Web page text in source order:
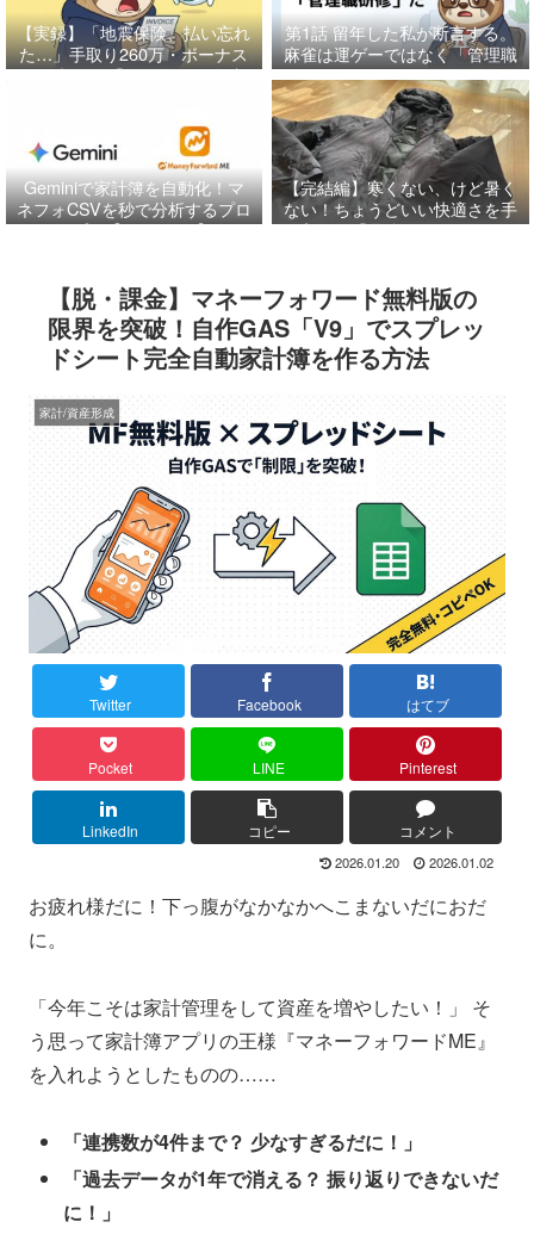
【実録】「地震保険、払い忘れ
た…」手取り260万・ボーナス
月に起きた「85万円」の奇跡
第1話留年した私が断言する。
麻雀は運ゲーではなく「管理職
研修」だ
Geminiで家計簿を自動化！マ
ネフォCSVを秒で分析するプロ
ンプト【コピペOK】
【完結編】寒くない、けど暑く
ない！ちょうどいい快適さを手
に入れる「最強レイヤリング」
【脱・課金】マネーフォワード無料版の
限界を突破！自作GAS「V9」でスプレッ
ドシート完全自動家計簿を作る方法
家計/資産形成
Twitter Facebook はてブ
Pocket LINE Pinterest
LinkedIn コピー コメント
2026.01.20 2026.01.02
お疲れ様だに！下っ腹がなかなかへこまないだにおだ
に。
「今年こそは家計管理をして資産を増やしたい！」 そ
う思って家計簿アプリの王様『マネーフォワードME』
を入れようとしたものの……
「連携数が4件まで？ 少なすぎるだに！」
「過去データが1年で消える？ 振り返りできないだ
に！」